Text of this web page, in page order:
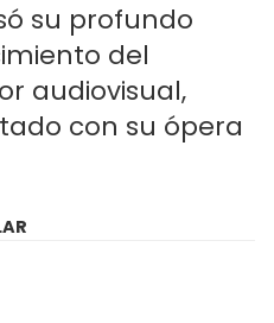
su profundo
del
audiovisual,
con su ópera